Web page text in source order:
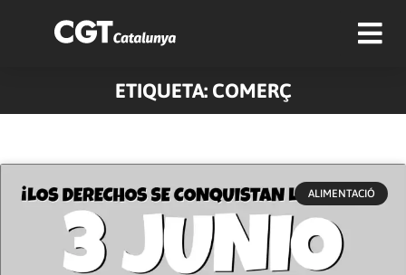
ETIQUETA: COMERÇ
ALIMENTACIÓ